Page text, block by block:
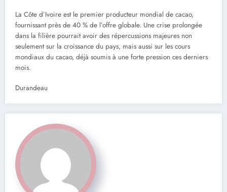
La Côte d’Ivoire est le premier producteur mondial de cacao,
fournissant près de 40 % de l’offre globale. Une crise prolongée
dans la filière pourrait avoir des répercussions majeures non
seulement sur la croissance du pays, mais aussi sur les cours
mondiaux du cacao, déjà soumis à une forte pression ces derniers
mois.
Durandeau